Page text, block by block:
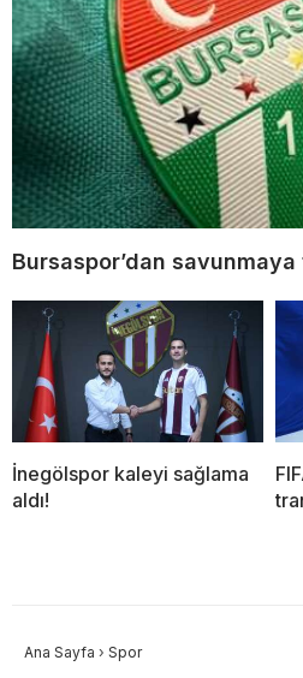
Bursaspor’dan
İnegölspor kaleyi sağlama
aldı!
Ana Sayfa › Spor